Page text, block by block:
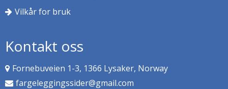
Vilkår for bruk
Kontakt oss
Fornebuveien 1-3, 1366 Lysaker, Norway
fargeleggingssider@gmail.com